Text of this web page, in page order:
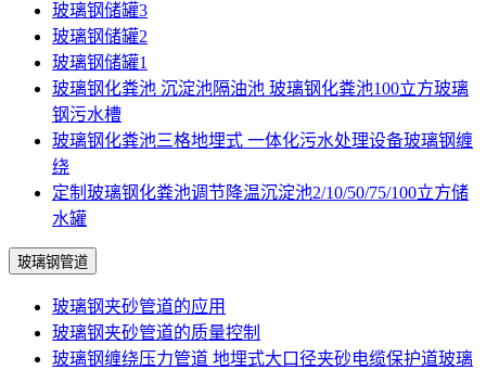
玻璃钢储罐3
玻璃钢储罐2
玻璃钢储罐1
玻璃钢化粪池 沉淀池隔油池 玻璃钢化粪池100立方玻璃
钢污水槽
玻璃钢化粪池三格地埋式 一体化污水处理设备玻璃钢缠
绕
定制玻璃钢化粪池调节降温沉淀池2/10/50/75/100立方储
水罐
玻璃钢管道
玻璃钢夹砂管道的应用
玻璃钢夹砂管道的质量控制
玻璃钢缠绕压力管道 地埋式大口径夹砂电缆保护道玻璃